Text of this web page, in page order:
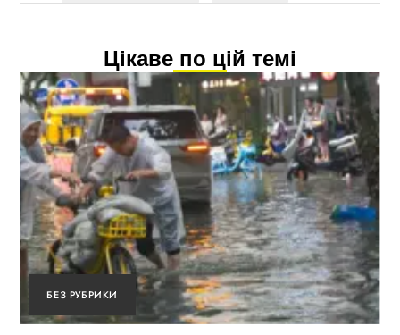
Цікаве по цій темі
БЕЗ РУБРИКИ